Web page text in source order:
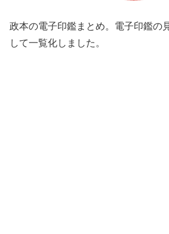
政本の電子印鑑まとめ。電子印鑑の
して一覧化しました。